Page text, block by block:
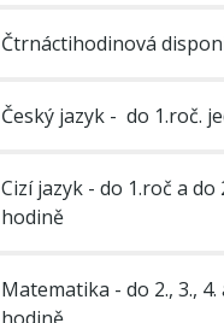
Čtrnáctihodinová
Český jazyk - do 1.roč.
Cizí jazyk - do 1.roč a do
hodině
Matematika - do 2., 3.,